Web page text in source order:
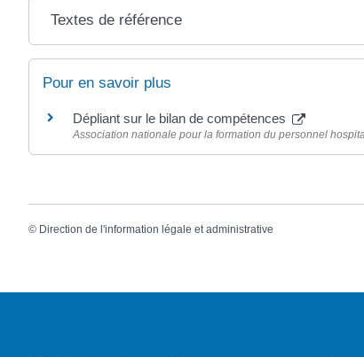
Textes de référence
Pour en savoir plus
Dépliant sur le bilan de compétences
Association nationale pour la formation du personnel
© Direction de l'information légale et administrative